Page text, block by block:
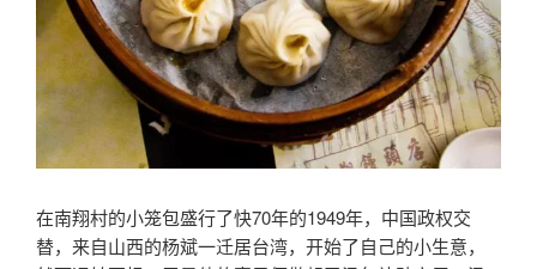
在南翔村的小笼包盛行了快70年的1949年，中国政权交
替，来自山西的杨斌一迁居台湾，开始了自己的小生意，